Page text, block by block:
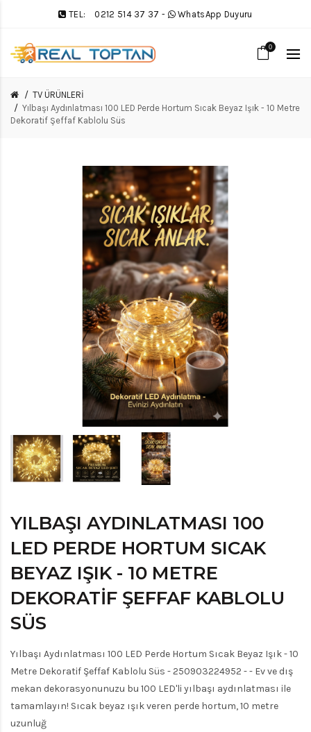
TEL: 0212 514 37 37 - WhatsApp Duyuru
0
TV ÜRÜNLERİ
Yılbaşı Aydınlatması 100 LED Perde Hortum Sıcak Beyaz Işık - 10 Metre
Dekoratif Şeffaf Kablolu Süs
YILBAŞI AYDINLATMASI 100
LED PERDE HORTUM SICAK
BEYAZ IŞIK - 10 METRE
DEKORATIF ŞEFFAF KABLOLU
SÜS
Yılbaşı Aydınlatması 100 LED Perde Hortum Sıcak Beyaz Işık - 10
Metre Dekoratif Şeffaf Kablolu Süs - 250903224952 - - Ev ve dış
mekan dekorasyonunuzu bu 100 LED'li yılbaşı aydınlatması ile
tamamlayın! Sıcak beyaz ışık veren perde hortum, 10 metre
uzunluğ